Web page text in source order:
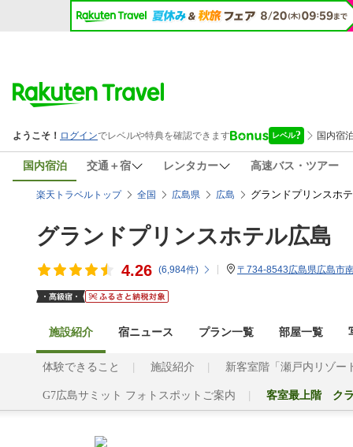
国内宿泊 交通＋宿 レンタカー 高速バス・ツアー
楽天トラベルトップ 全国 広島県 広島 グランドプリンスホ
グランドプリンスホテル広島
4.26 (6,984件) 〒734-8543広島県広島市
施設紹介 宿ニュース プラン一覧 部屋一覧
体験できること 施設紹介 新客室階「瀬戸内リゾー
G7広島サミット フォトスポットご案内 客室最上階 ク